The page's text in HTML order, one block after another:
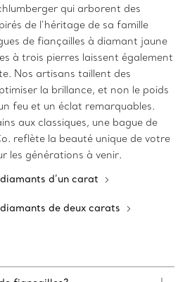
qui arborent des
de l’héritage de sa famille
de fiançailles à diamant jaune
à trois pierres laissent également
Nos artisans taillent des
la brillance, et non le poids
feu et un éclat remarquables.
aux classiques, une bague de
reflète la beauté unique de votre
les générations à venir.
d’un carat
de deux carats